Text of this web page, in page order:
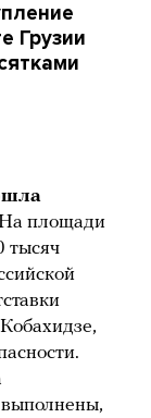
Грузии
площади
тысяч
выполнены,